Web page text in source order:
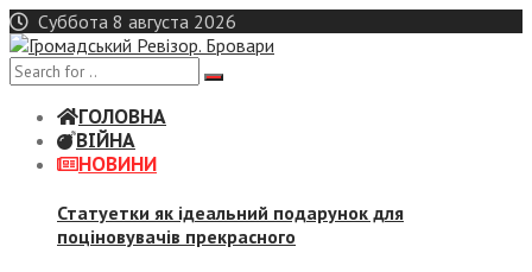
Skip
to
content
Суббота 8 августа 2026
ГОЛОВНА
ВІЙНА
НОВИНИ
Статуетки як ідеальний подарунок для
поціновувачів прекрасного